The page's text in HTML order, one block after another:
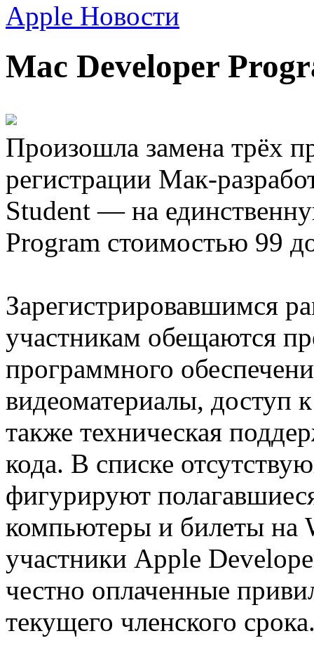
Apple Новости
Mac Developer
Произошла замена трёх
регистрации Мак-
Student — на
Program стоимостью 99
Зарегистрировавшимся
участникам обещаются
программного
видеоматериалы, доступ
также техническая
кода. В списке
фигурируют
компьютеры и билеты на
участники Apple
честно оплаченные
текущего членского